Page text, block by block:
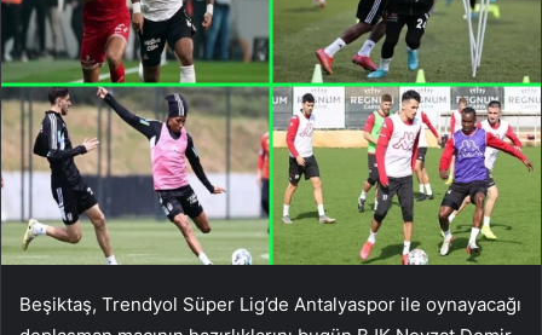
Beşiktaş, Trendyol Süper Lig’de Antalyaspor ile oynayacağı